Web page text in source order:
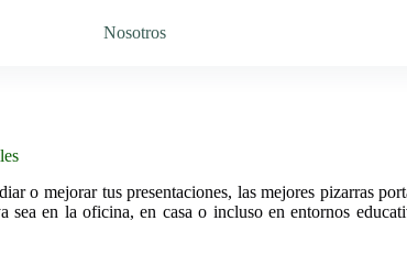
Nosotros
o mejorar tus presentaciones, las mejores pizarras
sea en la oficina, en casa o incluso en entornos